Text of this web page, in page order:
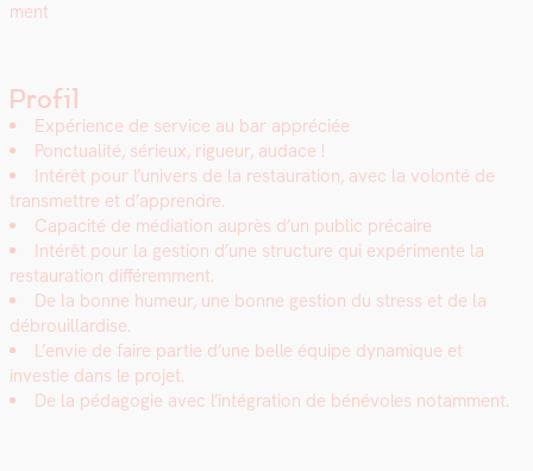
ment
Profil
Expéri­ence de ser­vice au bar appré­ciée
Ponc­tu­al­ité, sérieux, rigueur, audace !
Intérêt pour l’univers de la restau­ra­tion, avec la volon­té de
trans­met­tre et d’apprendre.
Capac­ité de médi­a­tion auprès d’un pub­lic pré­caire
Intérêt pour la ges­tion d’une struc­ture qui expéri­mente la
restau­ra­tion dif­férem­ment.
De la bonne humeur, une bonne ges­tion du stress et de la
débrouil­lardise.
L’envie de faire par­tie d’une belle équipe dynamique et
investie dans le pro­jet.
De la péd­a­gogie avec l’intégration de bénév­oles notam­ment.